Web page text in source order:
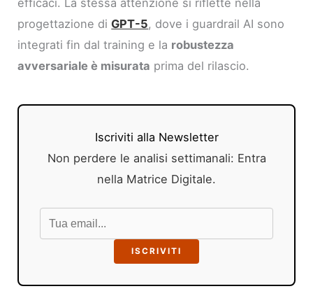
progettazione diGPT-5, dove i guardrail AI sono
integrati fin dal training e la robustezza
avversariale è misurata prima del rilascio.
Iscriviti alla Newsletter
Non perdere le analisi settimanali: Entra
nella Matrice Digitale.
ISCRIVITI